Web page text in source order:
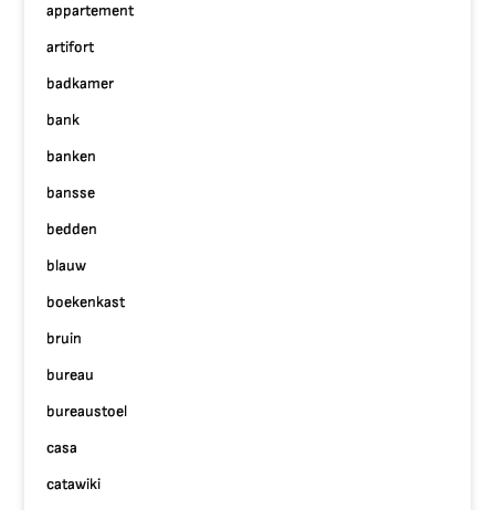
appartement
artifort
badkamer
bank
banken
bansse
bedden
blauw
boekenkast
bruin
bureau
bureaustoel
casa
catawiki